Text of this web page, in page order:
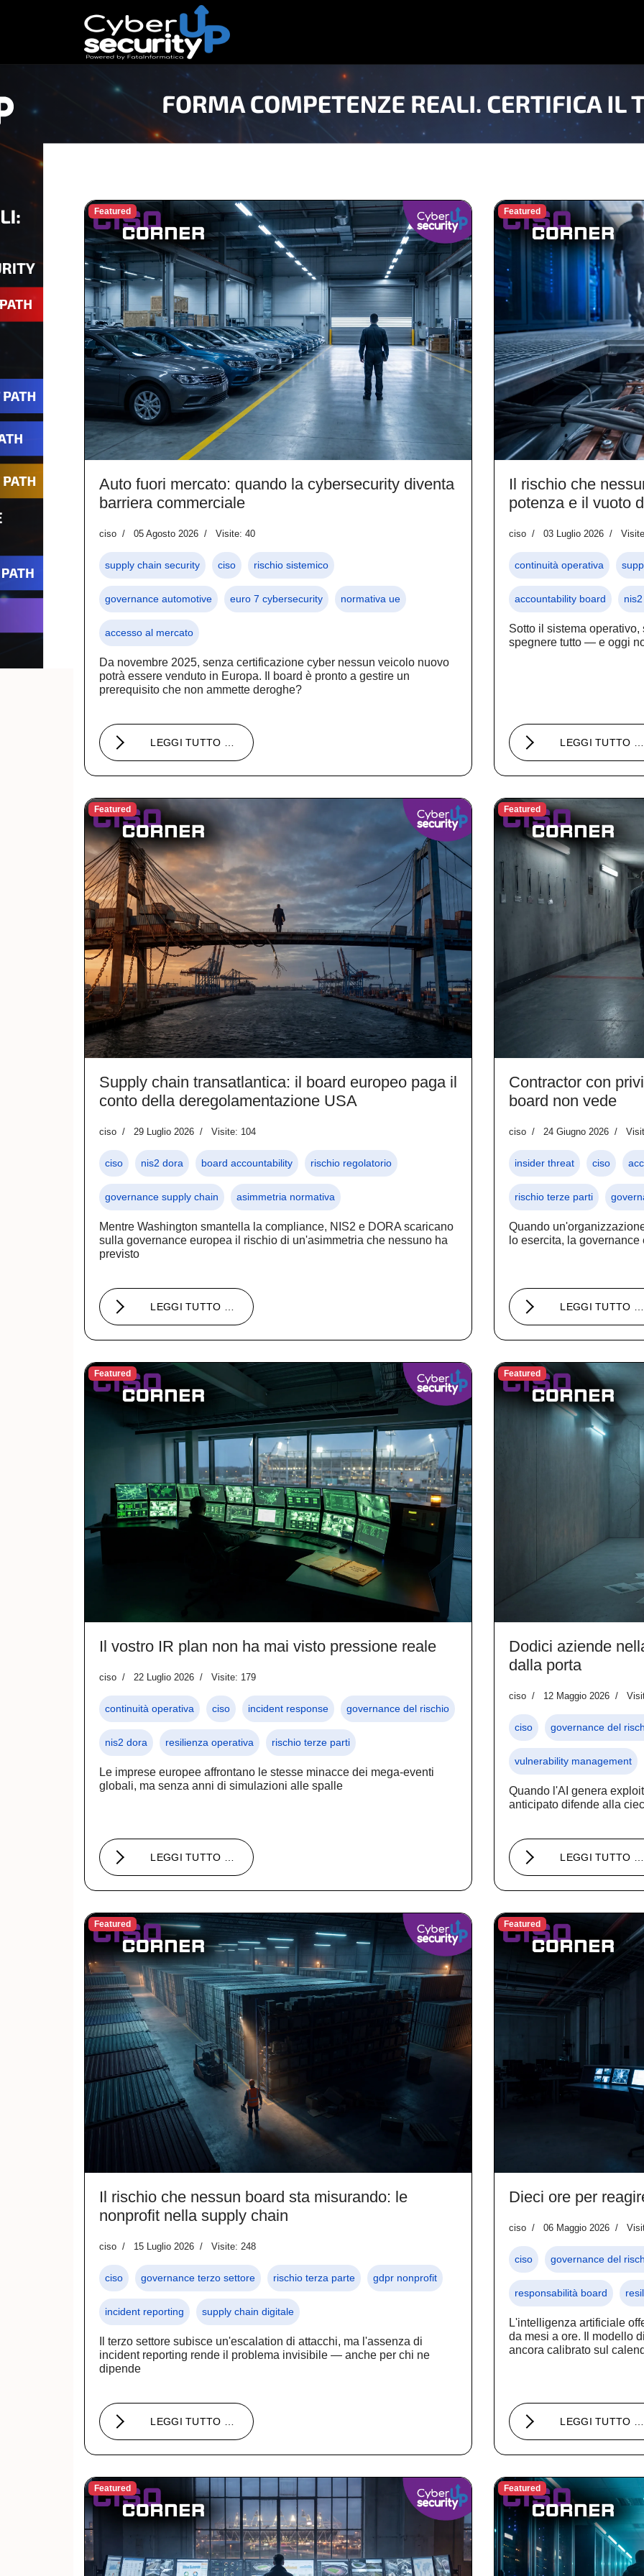
Featured
Auto fuori mercato: quando la cybersecurity diventa
barriera commerciale
ciso 05 Agosto 2026 Visite: 40
supply chain security ciso rischio sistemico
governance automotive euro 7 cybersecurity normativa ue
accesso al mercato
Da novembre 2025, senza certificazione cyber nessun veicolo nuovo
potrà essere venduto in Europa. Il board è pronto a gestire un
prerequisito che non ammette deroghe?
LEGGI TUTTO …
Featured
Il rischio che
potenza e il vuoto
ciso 03 Luglio 2026
continuità operativa
accountability board
Sotto il sistema
spegnere tutto — e oggi
LEGGI TUTTO …
Featured
Supply chain transatlantica: il board europeo paga il
conto della deregolamentazione USA
ciso 29 Luglio 2026 Visite: 104
ciso nis2 dora board accountability rischio regolatorio
governance supply chain asimmetria normativa
Mentre Washington smantella la compliance, NIS2 e DORA scaricano
sulla governance europea il rischio di un'asimmetria che nessuno ha
previsto
LEGGI TUTTO …
Featured
Contractor con
board non vede
ciso 24 Giugno 2026
insider threat ciso
rischio terze parti
Quando
lo esercita, la
LEGGI TUTTO …
Featured
Il vostro IR plan non ha mai visto pressione reale
ciso 22 Luglio 2026 Visite: 179
continuità operativa ciso incident response governance del rischio
nis2 dora resilienza operativa rischio terze parti
Le imprese europee affrontano le stesse minacce dei mega-eventi
globali, ma senza anni di simulazioni alle spalle
LEGGI TUTTO …
Featured
Dodici aziende
dalla porta
ciso 12 Maggio 2026
ciso governance del
vulnerability management
Quando l'AI genera
anticipato difende alla
LEGGI TUTTO …
Featured
Il rischio che nessun board sta misurando: le
nonprofit nella supply chain
ciso 15 Luglio 2026 Visite: 248
ciso governance terzo settore rischio terza parte gdpr nonprofit
incident reporting supply chain digitale
Il terzo settore subisce un'escalation di attacchi, ma l'assenza di
incident reporting rende il problema invisibile — anche per chi ne
dipende
LEGGI TUTTO …
Featured
Dieci ore per
ciso 06 Maggio 2026
ciso governance del
responsabilità board
L'intelligenza artificiale
da mesi a ore. Il modello
ancora calibrato sul
LEGGI TUTTO …
Featured Featured